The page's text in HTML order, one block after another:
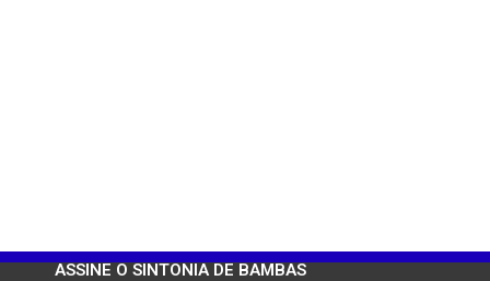
ASSINE O SINTONIA DE BAMBAS